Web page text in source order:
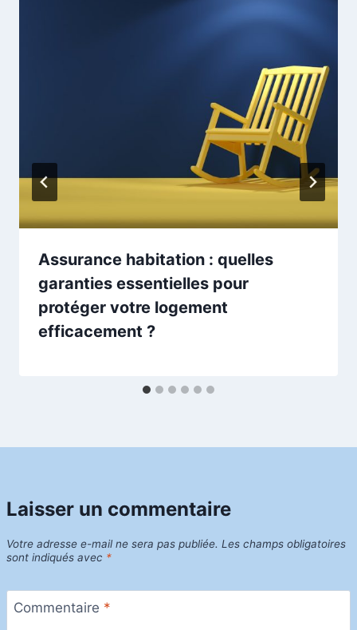
Assurance habitation : quelles
garanties essentielles pour
protéger votre logement
efficacement ?
Laisser un commentaire
Votre adresse e-mail ne sera pas publiée. Les champs obligatoires
sont indiqués avec *
Commentaire *